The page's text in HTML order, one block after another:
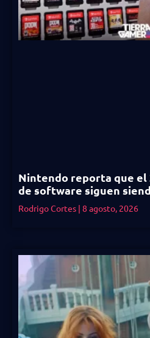
Nintendo reporta que el
de software siguen
Rodrigo Cortes 8 agosto, 2026